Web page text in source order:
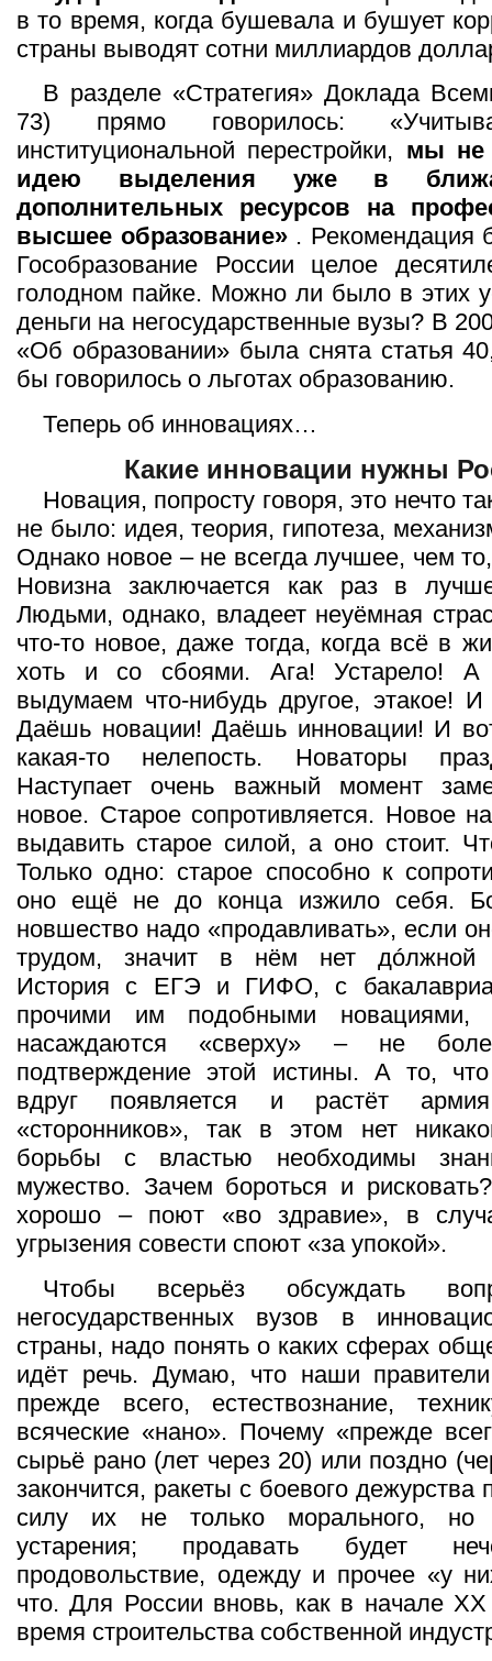
в то время, когда бушевала и бушует
страны выводят сотни миллиардов
В разделе «Стратегия» Доклада
73) прямо говорилось:
институциональной перестройки, мы не
идею выделения уже в
дополнительных ресурсов на
высшее образование» . Рекомендация
Гособразование России целое
голодном пайке. Можно ли было в этих
деньги на негосударственные вузы? В
«Об образовании» была снята статья
бы говорилось о льготах образованию.
Теперь об инновациях…
Какие инновации нужны
Новация, попросту говоря, это нечто
не было: идея, теория, гипотеза,
Однако новое – не всегда лучшее, чем
Новизна заключается как раз в
Людьми, однако, владеет неуёмная
что-то новое, даже тогда, когда всё в
хоть и со сбоями. Ага! Устарело! А
выдумаем что-нибудь другое, этакое!
Даёшь новации! Даёшь инновации! И
какая-то нелепость. Новаторы
Наступает очень важный момент
новое. Старое сопротивляется. Новое
выдавить старое силой, а оно стоит.
Только одно: старое способно к
оно ещё не до конца изжило себя.
новшество надо «продавливать», если
трудом, значит в нём нет дóлжной
История с ЕГЭ и ГИФО, с
прочими им подобными новациями,
насаждаются «сверху» – не
подтверждение этой истины. А то,
вдруг появляется и растёт
«сторонников», так в этом нет
борьбы с властью необходимы
мужество. Зачем бороться и
хорошо – поют «во здравие», в
угрызения совести споют «за упокой».
Чтобы всерьёз обсуждать
негосударственных вузов в
страны, надо понять о каких сферах
идёт речь. Думаю, что наши
прежде всего, естествознание,
всяческие «нано». Почему «прежде
сырьё рано (лет через 20) или поздно
закончится, ракеты с боевого дежурства
силу их не только морального, но
устарения; продавать будет
продовольствие, одежду и прочее «у
что. Для России вновь, как в начале XX
время строительства собственной